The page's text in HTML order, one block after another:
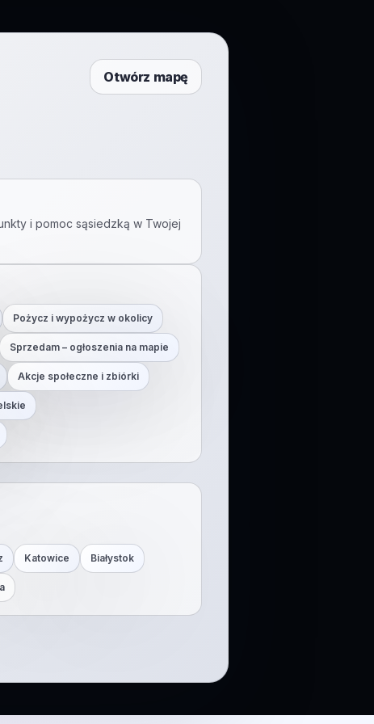
Otwórz mapę
i pomoc sąsiedzką w Twojej
Pożycz i wypożycz w okolicy
Sprzedam – ogłoszenia na mapie
Akcje społeczne i zbiórki
Katowice Białystok